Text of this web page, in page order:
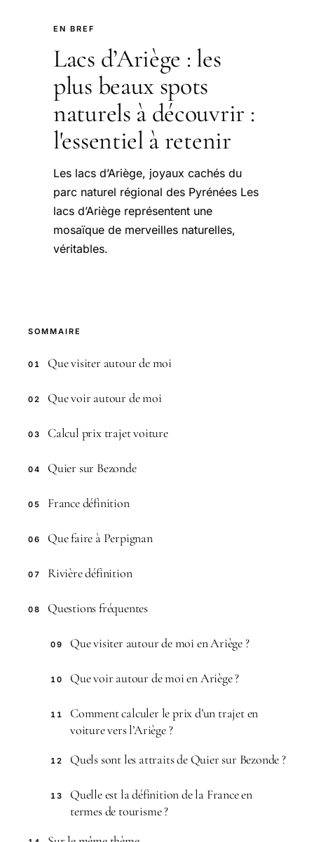
EN BREF
Lacs d’Ariège : les
plus beaux spots
naturels à découvrir :
l'essentiel à retenir
Les lacs d’Ariège, joyaux cachés du
parc naturel régional des Pyrénées Les
lacs d’Ariège représentent une
mosaïque de merveilles naturelles,
véritables.
SOMMAIRE
01 Que visiter autour de moi
02 Que voir autour de moi
03 Calcul prix trajet voiture
04 Quier sur Bezonde
05 France définition
06 Que faire à Perpignan
07 Rivière définition
08 Questions fréquentes
09 Que visiter autour de moi en Ariège ?
10 Que voir autour de moi en Ariège ?
11
Comment calculer le prix d’un trajet en
voiture vers l’Ariège ?
12 Quels sont les attraits de Quier sur Bezonde ?
13
Quelle est la définition de la France en
termes de tourisme ?